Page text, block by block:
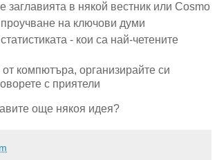
заглавията в някой вестник или Cosmо
на ключови думи
- кои са най-четените
компютъра, организирайте си
с приятели
още някоя идея?